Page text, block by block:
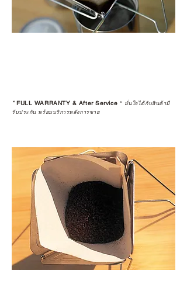
*FULL WARRANTY & After Service * มั่นใจได้กับสินค้ามี
รับประกัน พร้อมบริการหลังการขาย